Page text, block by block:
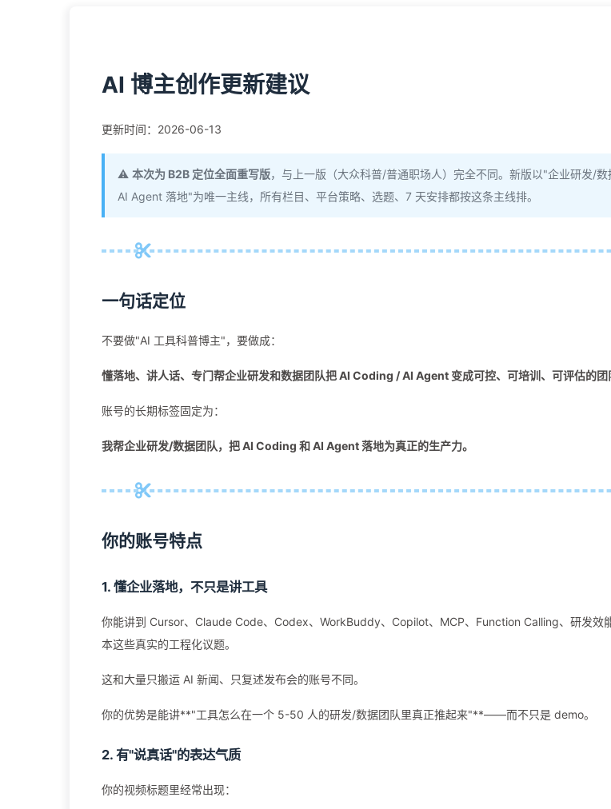
AI 博主创作更新建议
更新时间：2026-06-13
⚠️ 本次为 B2B 定位全面重写版，与上一版（大众科普/普通职场人）完全不同。新版以"企业研发/
AI Agent 落地"为唯一主线，所有栏目、平台策略、选题、7 天安排都按这条主线排。
一句话定位
不要做"AI 工具科普博主"，要做成：
懂落地、讲人话、专门帮企业研发和数据团队把 AI Coding / AI Agent 变成可控、可培训、可评估的团
账号的长期标签固定为：
我帮企业研发/数据团队，把 AI Coding 和 AI Agent 落地为真正的生产力。
你的账号特点
1. 懂企业落地，不只是讲工具
你能讲到 Cursor、Claude Code、Codex、WorkBuddy、Copilot、MCP、Function Calling、研发效
本这些真实的工程化议题。
这和大量只搬运 AI 新闻、只复述发布会的账号不同。
你的优势是能讲**"工具怎么在一个 5-50 人的研发/数据团队里真正推起来"**——而不只是 demo。
2. 有"说真话"的表达气质
你的视频标题里经常出现：